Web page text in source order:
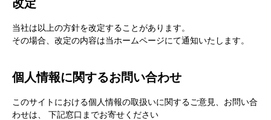
改定​
当社は以上の方針を改定することがあります。​
その場合、改定の内容は当ホームページにて通知いたします。​
個人情報に関するお問い合わせ​
このサイトにおける個人情報の取扱いに関するご意見、お問い合
わせは、 下記窓口までお寄せください​